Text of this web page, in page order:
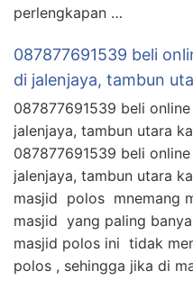
perlengkapan …
087877691539 beli
di jalenjaya, tambun
087877691539 beli
jalenjaya, tambun utara
087877691539 beli
jalenjaya, tambun utara
masjid polos mnemang
masjid yang paling
masjid polos ini tidak
polos , sehingga jika di